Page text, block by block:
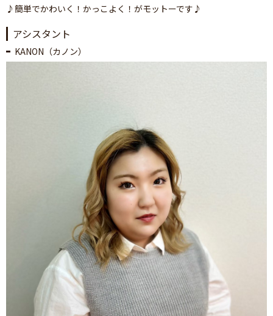
♪簡単でかわいく！かっこよく！がモットーです♪
アシスタント
KANON（カノン）